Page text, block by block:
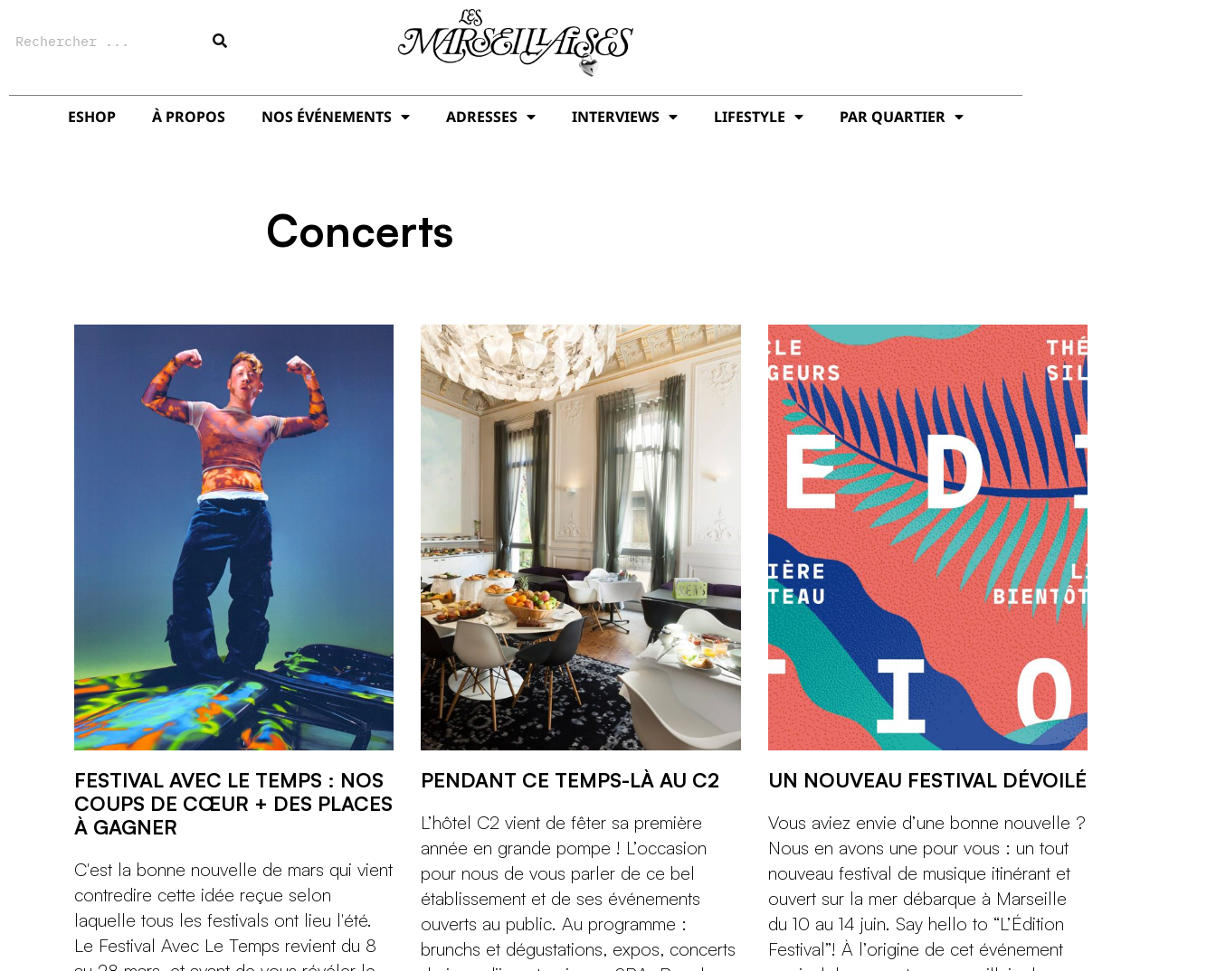
ESHOP À PROPOS NOS ÉVÉNEMENTS ADRESSES INTERVIEWS LIFESTYLE PAR QUARTIER
Concerts
FESTIVAL AVEC LE TEMPS : NOS
COUPS DE CŒUR + DES PLACES
À GAGNER
C'est la bonne nouvelle de mars qui vient
contredire cette idée reçue selon
laquelle tous les festivals ont lieu l'été.
Le Festival Avec Le Temps revient du 8
PENDANT CE TEMPS-LÀ AU C2
L’hôtel C2 vient de fêter sa première
année en grande pompe ! L’occasion
pour nous de vous parler de ce bel
établissement et de ses événements
ouverts au public. Au programme :
brunchs et dégustations, expos, concerts
UN NOUVEAU FESTIVAL DÉVOILÉ
Vous aviez envie d’une bonne nouvelle ?
Nous en avons une pour vous : un tout
nouveau festival de musique itinérant et
ouvert sur la mer débarque à Marseille
du 10 au 14 juin. Say hello to “L’Édition
Festival”! À l’origine de cet événement